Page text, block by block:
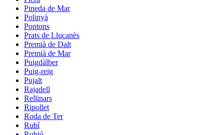
Pineda de Mar
Polinyà
Pontons
Prats de Lluçanès
Premià de Dalt
Premià de Mar
Puigdàlber
Puig-reig
Pujalt
Rajadell
Rellinars
Ripollet
Roda de Ter
Rubí